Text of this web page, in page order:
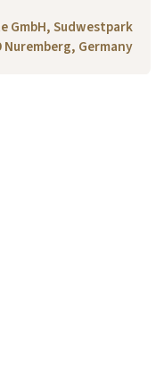
GmbH, Sudwestpark
Nuremberg, Germany